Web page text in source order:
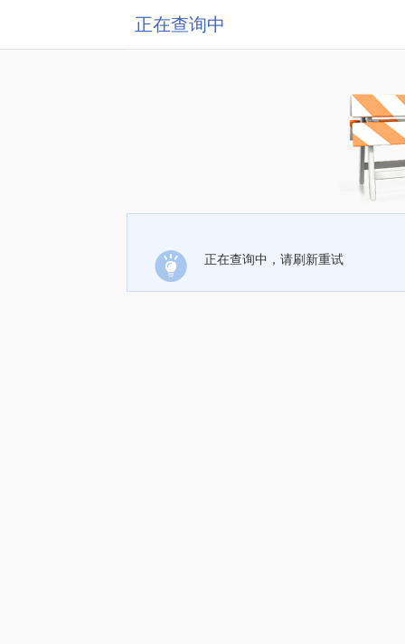
正在查询中
正在查询中，请刷新重试